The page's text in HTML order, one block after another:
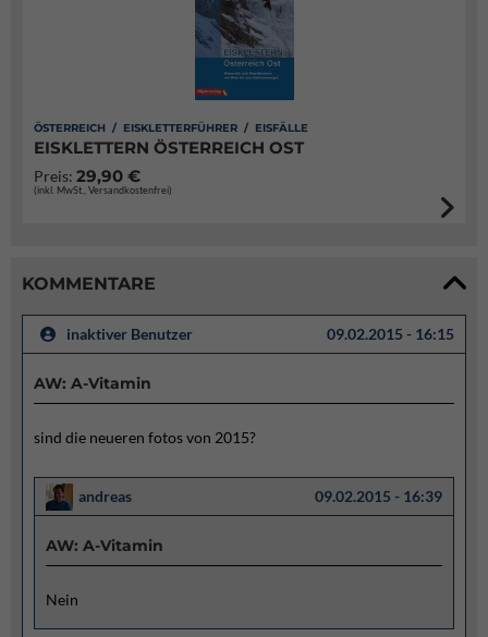
ÖSTERREICH / EISKLETTERFÜHRER / EISFÄLLE
EISKLETTERN ÖSTERREICH OST
Preis: 29,90 €
(inkl. MwSt., Versandkostenfrei)
KOMMENTARE
inaktiver Benutzer 09.02.2015 - 16:15
AW: A-Vitamin
sind die neueren fotos von 2015?
andreas 09.02.2015 - 16:39
AW: A-Vitamin
Nein